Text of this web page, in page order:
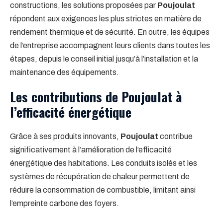
constructions, les solutions proposées par Poujoulat
répondent aux exigences les plus strictes en matière de
rendement thermique et de sécurité. En outre, les équipes
de l’entreprise accompagnent leurs clients dans toutes les
étapes, depuis le conseil initial jusqu’à l’installation et la
maintenance des équipements.
Les contributions de Poujoulat à
l’efficacité énergétique
Grâce à ses produits innovants, Poujoulat contribue
significativement à l’amélioration de l’efficacité
énergétique des habitations. Les conduits isolés et les
systèmes de récupération de chaleur permettent de
réduire la consommation de combustible, limitant ainsi
l’empreinte carbone des foyers.